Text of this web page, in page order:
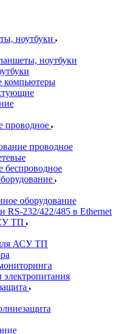
ноутбуки
ноутбуки
проводное
проводное
беспроводное
оборудование
RS-232/422/485 в Ethernet
ТП
АСУ ТП
электропитания